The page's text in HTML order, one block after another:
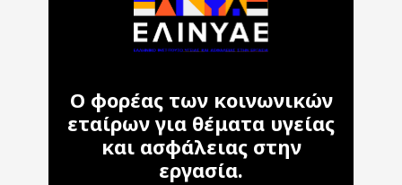
Ο φορέας των κοινωνικών
εταίρων για θέματα υγείας
και ασφάλειας στην
εργασία.